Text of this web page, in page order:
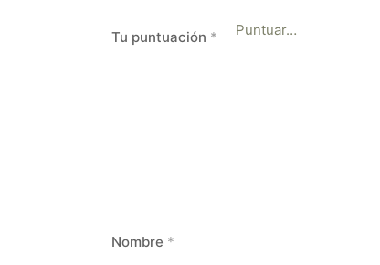
Tu puntuación *
Nombre *